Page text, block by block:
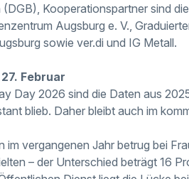
Kooperationspartner sind
Augsburg e. V.,
sowie ver.di und IG Metall.
Februar
Day 2026 sind die Daten aus
blieb. Daher bleibt auch im
vergangenen Jahr betrug bei
– der Unterschied beträgt 16